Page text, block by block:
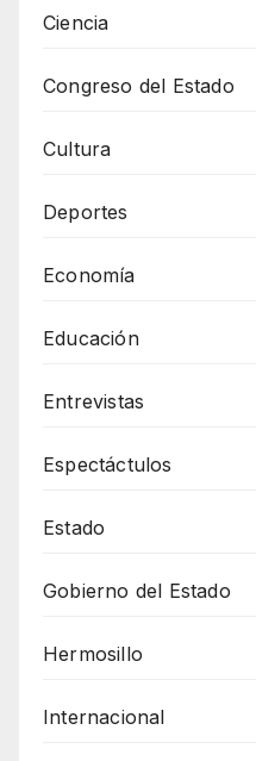
Ciencia
Congreso del Estado
Cultura
Deportes
Economía
Educación
Entrevistas
Espectáctulos
Estado
Gobierno del Estado
Hermosillo
Internacional